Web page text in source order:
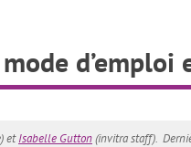
d’emploi
etIsabelle Gutton(invitra staff).